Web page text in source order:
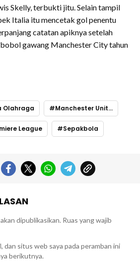
Skelly, terbukti jitu. Selain tampil
Italia itu mencetak gol penentu
catatan apiknya setelah
gawang Manchester City tahun
Olahraga Manchester United
League Sepakbola
dipublikasikan. Ruas yang wajib
dan situs web saya pada peramban ini
berikutnya.